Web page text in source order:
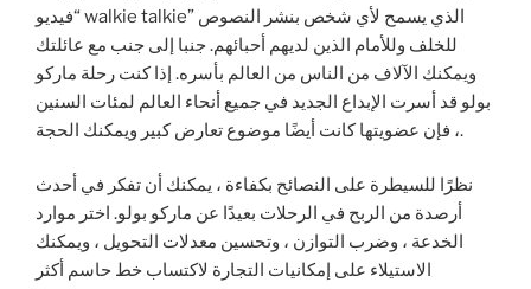
“فيديو walkie talkie” الذي يسمح لأي شخص بنشر النصوص
للخلف وللأمام الذين لديهم أحبائهم. جنبا إلى جنب مع عائلتك
ويمكنك الآلاف من الناس من العالم بأسره. إذا كنت رحلة ماركو
بولو قد أسرت الإبداع الجديد في جميع أنحاء العالم لمئات السنين
، فإن عضويتها كانت أيضًا موضوع تعارض كبير ويمكنك الحجة.
نظرًا للسيطرة على النصائح بكفاءة ، يمكنك أن تفكر في أحدث
أرصدة من الربح في الرحلات بعيدًا عن ماركو بولو. اختر موارد
الخدعة ، وضرب التوازن ، وتحسين معدلات التحويل ، ويمكنك
الاستيلاء على إمكانيات التجارة لاكتساب خط حاسم أكثر